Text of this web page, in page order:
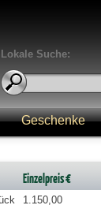
Lokale Suche:
Geschenke
Einzelpreis €
1.150,00